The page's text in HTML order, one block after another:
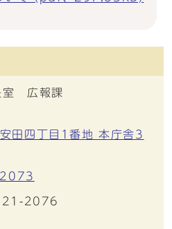
広報課
田四丁目1番地 本庁舎3
2076